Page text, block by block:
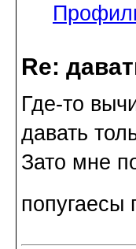
Re:
Где-то
давать
Зато мне